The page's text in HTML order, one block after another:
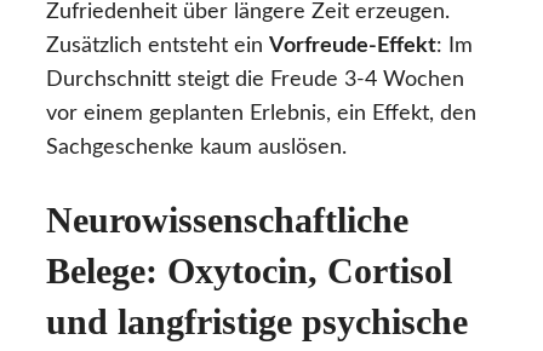
Zufriedenheit über längere Zeit erzeugen.
Zusätzlich entsteht ein Vorfreude-Effekt: Im
Durchschnitt steigt die Freude 3-4 Wochen
vor einem geplanten Erlebnis, ein Effekt, den
Sachgeschenke kaum auslösen.
Neurowissenschaftliche
Belege: Oxytocin, Cortisol
und langfristige psychische